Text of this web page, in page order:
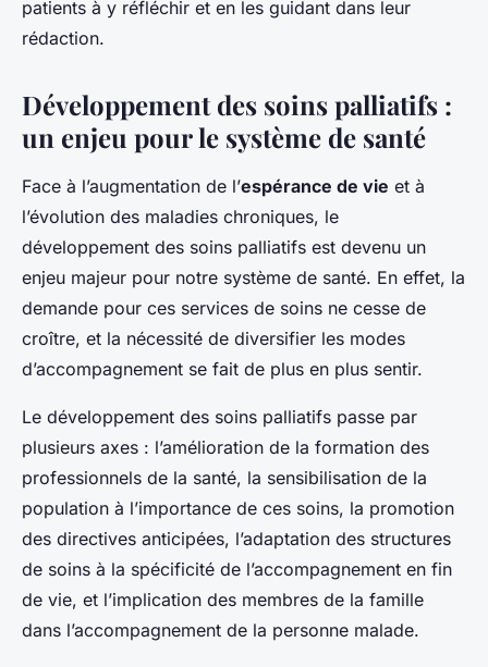
patients à y réfléchir et en les guidant dans leur
rédaction.
Développement des soins palliatifs :
un enjeu pour le système de santé
Face à l’augmentation de l’espérance de vie et à
l’évolution des maladies chroniques, le
développement des soins palliatifs est devenu un
enjeu majeur pour notre système de santé. En effet, la
demande pour ces services de soins ne cesse de
croître, et la nécessité de diversifier les modes
d’accompagnement se fait de plus en plus sentir.
Le développement des soins palliatifs passe par
plusieurs axes : l’amélioration de la formation des
professionnels de la santé, la sensibilisation de la
population à l’importance de ces soins, la promotion
des directives anticipées, l’adaptation des structures
de soins à la spécificité de l’accompagnement en fin
de vie, et l’implication des membres de la famille
dans l’accompagnement de la personne malade.